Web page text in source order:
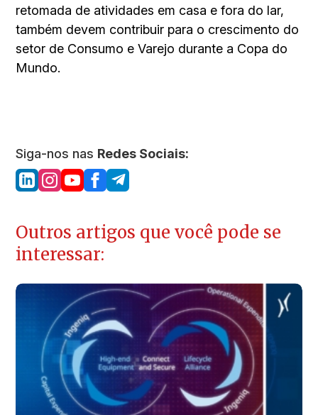
retomada de atividades em casa e fora do lar,
também devem contribuir para o crescimento do
setor de Consumo e Varejo durante a Copa do
Mundo.
Siga-nos nas Redes Sociais:
Outros artigos que você pode se
interessar: